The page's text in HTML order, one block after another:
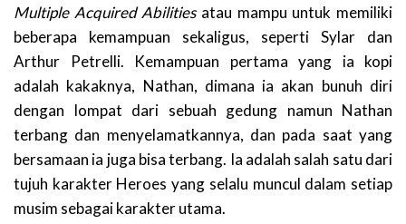
Multiple Acquired Abilitiesatau mampu untuk memiliki
beberapa kemampuan sekaligus, seperti Sylar dan
Arthur Petrelli. Kemampuan pertama yang ia kopi
adalah kakaknya, Nathan, dimana ia akan bunuh diri
dengan lompat dari sebuah gedung namun Nathan
terbang dan menyelamatkannya, dan pada saat yang
bersamaan ia juga bisa terbang. Ia adalah salah satu dari
tujuh karakter Heroes yang selalu muncul dalam setiap
musim sebagai karakter utama.